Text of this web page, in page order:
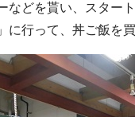
などを貰い、スタート
に行って、丼ご飯を